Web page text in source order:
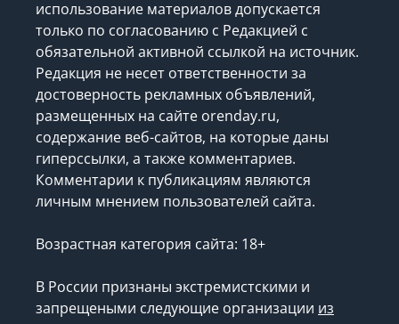
использование материалов допускается
только по согласованию с Редакцией с
обязательной активной ссылкой на источник.
Редакция не несет ответственности за
достоверность рекламных объявлений,
размещенных на сайте orenday.ru,
содержание веб-сайтов, на которые даны
гиперссылки, а также комментариев.
Комментарии к публикациям являются
личным мнением пользователей сайта.
Возрастная категория сайта: 18+
В России признаны экстремистскими и
запрещеными следующие организации из